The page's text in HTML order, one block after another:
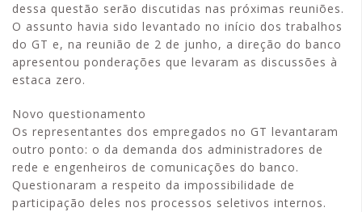
dessa questão serão discutidas nas próximas reuniões.
O assunto havia sido levantado no início dos trabalhos
do GT e, na reunião de 2 de junho, a direção do banco
apresentou ponderações que levaram as discussões à
estaca zero.
Novo questionamento
Os representantes dos empregados no GT levantaram
outro ponto: o da demanda dos administradores de
rede e engenheiros de comunicações do banco.
Questionaram a respeito da impossibilidade de
participação deles nos processos seletivos internos.